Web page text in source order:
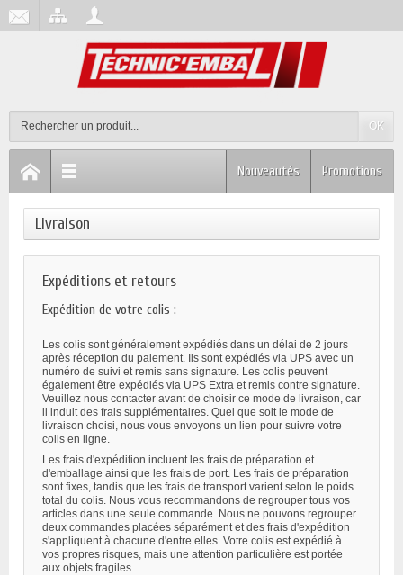
OK
Promotions
Nouveautés
Livraison
Expéditions et retours
Expédition de votre colis :
Les colis sont généralement expédiés dans un délai de 2 jours
après réception du paiement. Ils sont expédiés via UPS avec un
numéro de suivi et remis sans signature. Les colis peuvent
également être expédiés via UPS Extra et remis contre signature.
Veuillez nous contacter avant de choisir ce mode de livraison, car
il induit des frais supplémentaires. Quel que soit le mode de
livraison choisi, nous vous envoyons un lien pour suivre votre
colis en ligne.
Les frais d'expédition incluent les frais de préparation et
d'emballage ainsi que les frais de port. Les frais de préparation
sont fixes, tandis que les frais de transport varient selon le poids
total du colis. Nous vous recommandons de regrouper tous vos
articles dans une seule commande. Nous ne pouvons regrouper
deux commandes placées séparément et des frais d'expédition
s'appliquent à chacune d'entre elles. Votre colis est expédié à
vos propres risques, mais une attention particulière est portée
aux objets fragiles.